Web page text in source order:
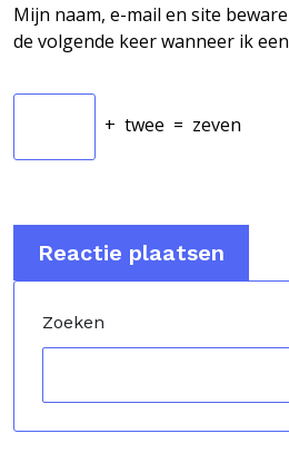
Mijn naam, e-mail en site
de volgende keer wanneer ik
+ twee = zeven
Zoeken